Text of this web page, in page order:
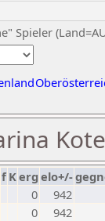
Spieler
f Kerg elo+/-
0
942
0
942